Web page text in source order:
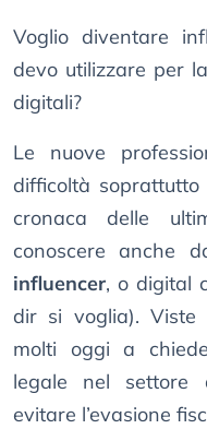
Voglio diventare
devo utilizzare per la
digitali?
Le nuove
difficoltà
cronaca delle
conoscere anche
influencer, o digital
dir si voglia). Viste
molti oggi a
legale nel settore
evitare l’evasione